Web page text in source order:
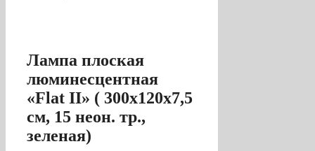
Лампа плоская
люминесцентная
«Flat II» ( 300x120x7,5
см, 15 неон. тр.,
зеленая)